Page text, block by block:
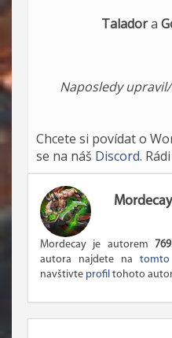
Taladora
Naposledy
Chcete si povídat o
se na náš Discord.
Mordecay
Mordecay je autorem 769
autora najdete na tomto
navštivte profil tohoto